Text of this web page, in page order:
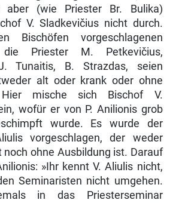
aber (wie Priester Br. Bulika)
V. Sladkevičius nicht durch.
Bischöfen vorgeschlagenen
die Priester M. Petkevičius,
Tunaitis, B. Strazdas, seien
alt oder krank oder ohne
Hier mische sich Bischof V.
wofür er von P. Anilionis grob
wurde. Es wurde der
vorgeschlagen, der weder
noch ohne Ausbildung ist. Darauf
»Ihr kennt V. Aliulis nicht,
Seminaristen nicht umgehen.
in das Priesterseminar